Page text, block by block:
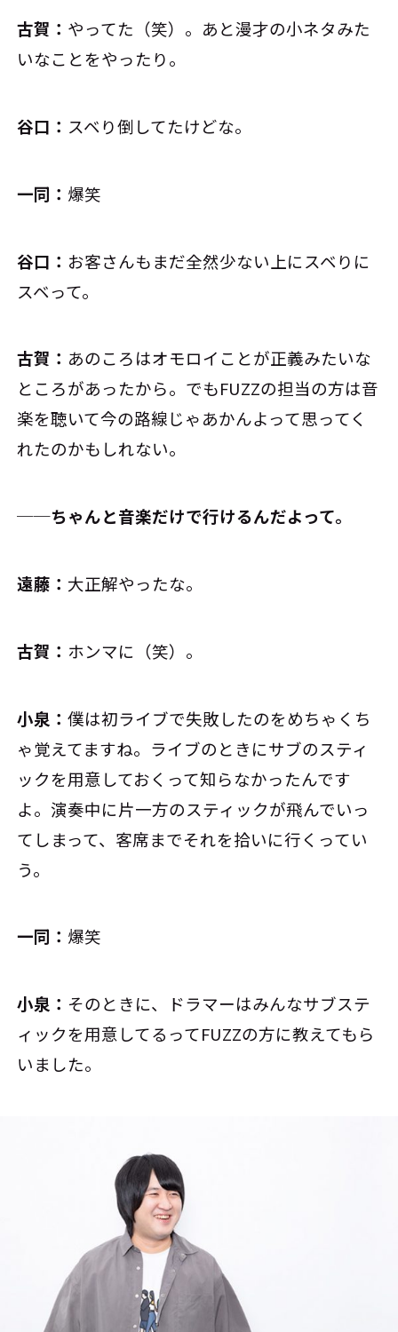
古賀： やってた（笑）。あと漫才の小ネタみた
いなことをやったり。
谷口： スベり倒してたけどな。
一同： 爆笑
谷口： お客さんもまだ全然少ない上にスベりに
スベって。
古賀： あのころはオモロイことが正義みたいな
ところがあったから。でもFUZZの担当の方は音
楽を聴いて今の路線じゃあかんよって思ってく
れたのかもしれない。
──ちゃんと音楽だけで行けるんだよって。
遠藤： 大正解やったな。
古賀： ホンマに（笑）。
小泉：僕は初ライブで失敗したのをめちゃくち
ゃ覚えてますね。ライブのときにサブのスティ
ックを用意しておくって知らなかったんです
よ。演奏中に片一方のスティックが飛んでいっ
てしまって、客席までそれを拾いに行くってい
う。
一同： 爆笑
小泉： そのときに、ドラマーはみんなサブステ
ィックを用意してるってFUZZの方に教えてもら
いました。